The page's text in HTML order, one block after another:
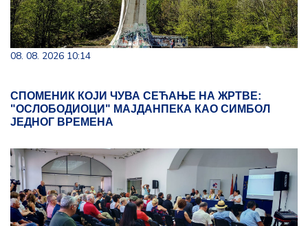
08. 08. 2026 10:14
СПОМЕНИК КОЈИ ЧУВА СЕЋАЊЕ НА ЖРТВЕ:
"ОСЛОБОДИОЦИ" МАЈДАНПЕКА КАО СИМБОЛ
ЈЕДНОГ ВРЕМЕНА